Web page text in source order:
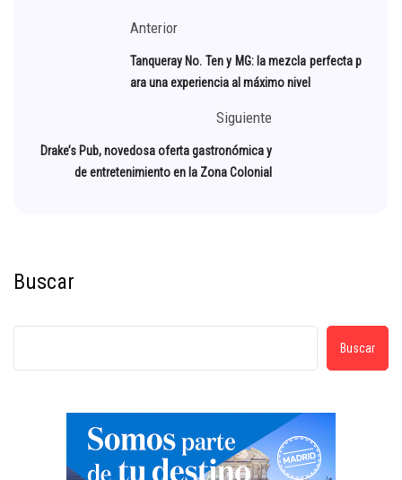
Anterior
Tanqueray No. Ten y MG: la mezcla perfecta p
ara una experiencia al máximo nivel
Siguiente
Drake’s Pub, novedosa oferta gastronómica y
de entretenimiento en la Zona Colonial
Buscar
Buscar